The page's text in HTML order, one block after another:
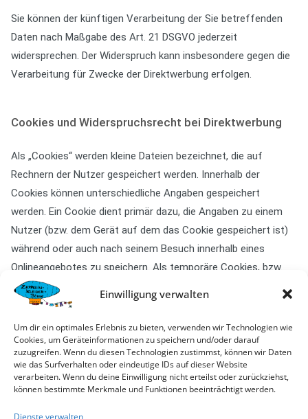
Einwilligung verwalten
Um dir ein optimales Erlebnis zu bieten, verwenden wir Technologien wie
Cookies, um Geräteinformationen zu speichern und/oder darauf
zuzugreifen. Wenn du diesen Technologien zustimmst, können wir Daten
wie das Surfverhalten oder eindeutige IDs auf dieser Website
verarbeiten. Wenn du deine Einwilligung nicht erteilst oder zurückziehst,
können bestimmte Merkmale und Funktionen beeinträchtigt werden.
Dienste verwalten
Sie können der künftigen Verarbeitung der Sie betreffenden
Daten nach Maßgabe des Art. 21 DSGVO jederzeit
widersprechen. Der Widerspruch kann insbesondere gegen die
Verarbeitung für Zwecke der Direktwerbung erfolgen.
Cookies und Widerspruchsrecht bei Direktwerbung
Als „Cookies“ werden kleine Dateien bezeichnet, die auf
Rechnern der Nutzer gespeichert werden. Innerhalb der
Cookies können unterschiedliche Angaben gespeichert
werden. Ein Cookie dient primär dazu, die Angaben zu einem
Nutzer (bzw. dem Gerät auf dem das Cookie gespeichert ist)
während oder auch nach seinem Besuch innerhalb eines
Onlineangebotes zu speichern. Als temporäre Cookies, bzw.
„Session-Cookies“ oder „transiente Cookies“, werden Cookies
bezeichnet, die gelöscht werden, nachdem ein Nutzer ein
Onlineangebot verlässt und seinen Browser schließt. In einem
solchen Cookie kann z.B. der Inhalt eines Warenkorbs in einem
Onlineshop oder ein Login-Status gespeichert werden. Als
„permanent“ oder „persistent“ werden Cookies bezeichnet, die
auch nach dem Schließen des Browsers gespeichert bleiben.
So kann z.B. der Login-Status gespeichert werden, wenn die